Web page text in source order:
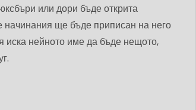
или дори бъде открита
начинания ще бъде приписан на него
иска нейното име да бъде нещото,